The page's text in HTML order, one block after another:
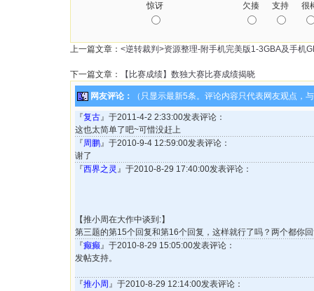
惊讶 欠揍 支持 很
上一篇文章： <逆转裁判>资源整理-附手机完美版1-3GBA及手机
下一篇文章： 【比赛成绩】数独大赛比赛成绩揭晓
网友评论： （只显示最新5条。评论内容只代表网友观点，
『复古』于2011-4-2 2:33:00发表评论：
这也太简单了吧~可惜没赶上
『周鹏』于2010-9-4 12:59:00发表评论：
谢了
『西界之灵 』于2010-8-29 17:40:00发表评论：
【推小周在大作中谈到:】
第三题的第15个回复和第16个回复，这样就行了吗？两个都你
『癫癫』于2010-8-29 15:05:00发表评论：
发帖支持。
『推小周 』于2010-8-29 12:14:00发表评论：